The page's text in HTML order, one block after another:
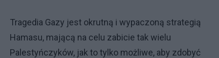
Tragedia Gazy jest okrutną i wypaczoną strategią
Hamasu, mającą na celu zabicie tak wielu
Palestyńczyków, jak to tylko możliwe, aby zdobyć